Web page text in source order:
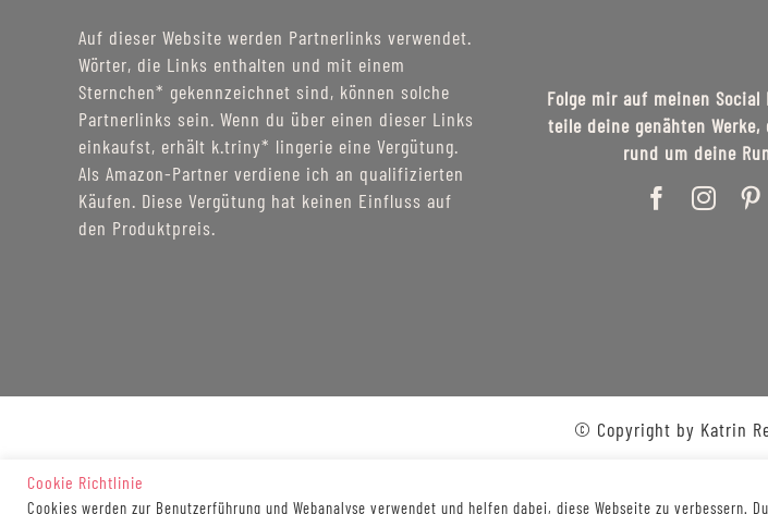
Auf dieser Website werden Partnerlinks verwendet.
Wörter, die Links enthalten und mit einem
Sternchen* gekennzeichnet sind, können solche
Partnerlinks sein. Wenn du über einen dieser Links
einkaufst, erhält k.triny* lingerie eine Vergütung.
Als Amazon-Partner verdiene ich an qualifizierten
Käufen. Diese Vergütung hat keinen Einfluss auf
den Produktpreis.
Folge mir auf meinen Social
teile deine genähten
rund um deine
© Copyright by Katrin
Cookie Richtlinie
Cookies werden zur Benutzerführung und Webanalyse verwendet und helfen dabei, diese Webseite zu verbessern.